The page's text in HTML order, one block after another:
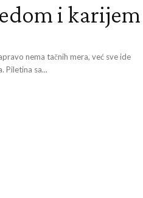
i karijem
nema tačnih mera, već sve ide
Piletina sa...